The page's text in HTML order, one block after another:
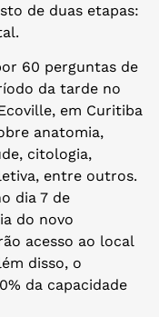
de duas etapas:
60 perguntas de
da tarde no
em Curitiba
anatomia,
citologia,
entre outros.
dia 7 de
do novo
acesso ao local
disso, o
da capacidade